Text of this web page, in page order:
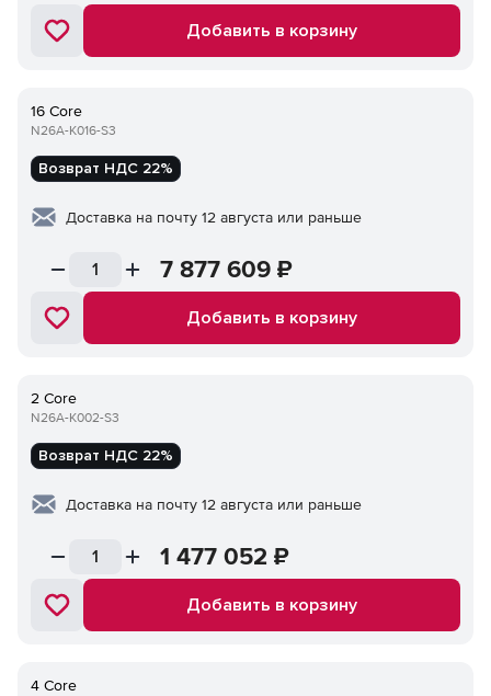
Добавить в корзину
16 Core
N26A-K016-S3
Возврат НДС 22%
Доставка на почту 12 августа или раньше
7 877 609 ₽
Добавить в корзину
2 Core
N26A-K002-S3
Возврат НДС 22%
Доставка на почту 12 августа или раньше
1 477 052 ₽
Добавить в корзину
4 Core